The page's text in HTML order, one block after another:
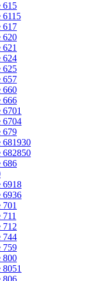
615
6115
617
620
624
625
657
660
666
6704
679
681930
682850
686
6918
6936
712
744
759
800
806